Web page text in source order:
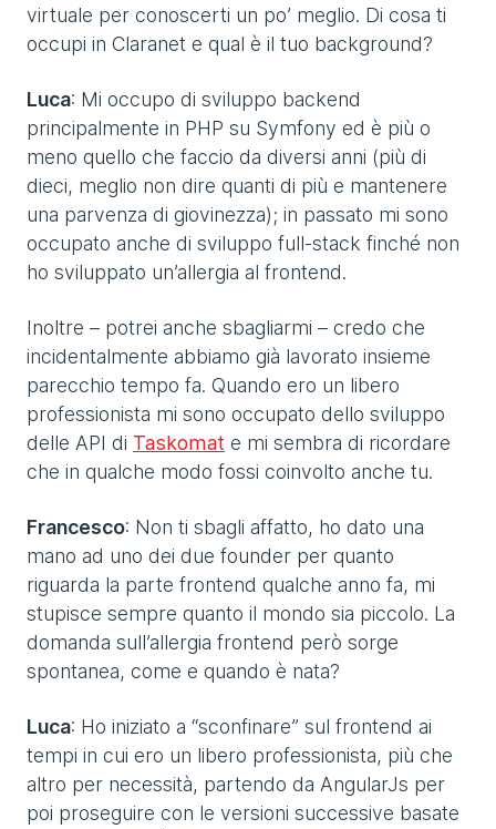
virtuale per conoscerti un po’ meglio. Di cosa ti
occupi in Claranet e qual è il tuo background?
Luca: Mi occupo di sviluppo backend
principalmente in PHP su Symfony ed è più o
meno quello che faccio da diversi anni (più di
dieci, meglio non dire quanti di più e mantenere
una parvenza di giovinezza); in passato mi sono
occupato anche di sviluppo full-stack finché non
ho sviluppato un’allergia al frontend.
Inoltre – potrei anche sbagliarmi – credo che
incidentalmente abbiamo già lavorato insieme
parecchio tempo fa. Quando ero un libero
professionista mi sono occupato dello sviluppo
delle API di Taskomat e mi sembra di ricordare
che in qualche modo fossi coinvolto anche tu.
Francesco: Non ti sbagli affatto, ho dato una
mano ad uno dei due founder per quanto
riguarda la parte frontend qualche anno fa, mi
stupisce sempre quanto il mondo sia piccolo. La
domanda sull’allergia frontend però sorge
spontanea, come e quando è nata?
Luca: Ho iniziato a “sconfinare” sul frontend ai
tempi in cui ero un libero professionista, più che
altro per necessità, partendo da AngularJs per
poi proseguire con le versioni successive basate